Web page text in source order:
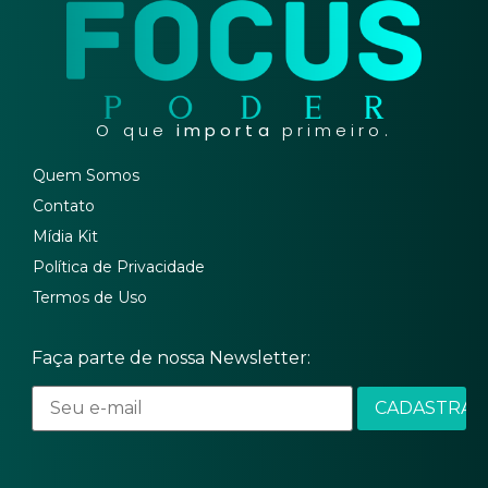
O que importa primeiro.
Quem Somos
Contato
Mídia Kit
Política de Privacidade
Termos de Uso
Faça parte de nossa Newsletter: